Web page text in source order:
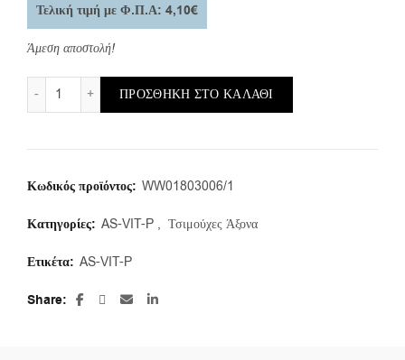
Τελική τιμή με Φ.Π.Α: 4,10€
Άμεση αποστολή!
AS-VIT-P/a/18X30X6/6,5 (1 τμ.) ποσότητα
ΠΡΟΣΘΉΚΗ ΣΤΟ ΚΑΛΆΘΙ
Κωδικός προϊόντος: WW01803006/1
Κατηγορίες: AS-VIT-P , Τσιμούχες Άξονα
Ετικέτα: AS-VIT-P
Share